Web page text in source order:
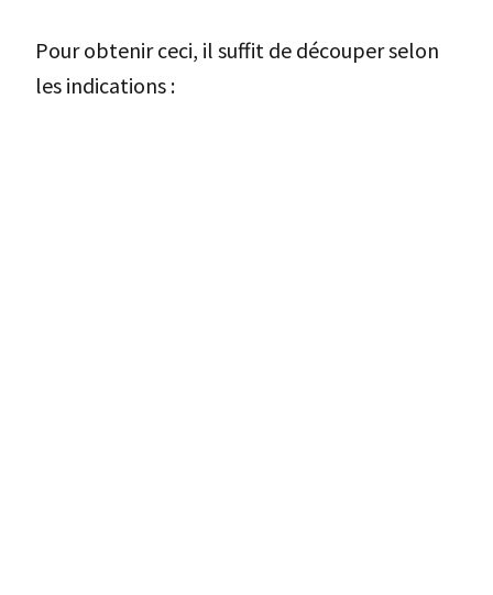
Pour obtenir ceci, il suffit de découper selon
les indications :